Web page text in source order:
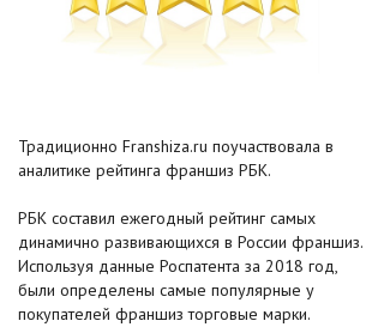
Традиционно Franshiza.ru поучаствовала в
аналитике рейтинга франшиз РБК.
РБК составил ежегодный рейтинг самых
динамично развивающихся в России франшиз.
Используя данные Роспатента за 2018 год,
были определены самые популярные у
покупателей франшиз торговые марки.